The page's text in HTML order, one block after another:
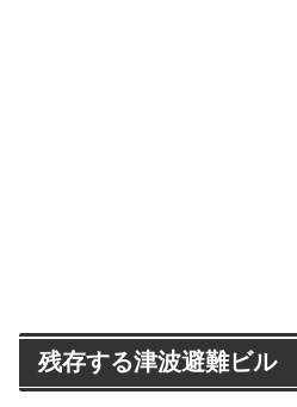
残存する津波避難ビル